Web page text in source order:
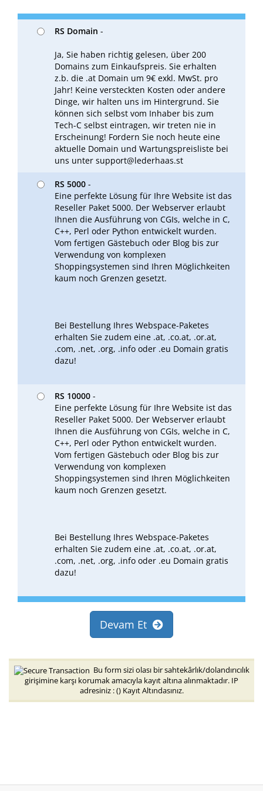
RS Domain -
Ja, Sie haben richtig gelesen, über 200
Domains zum Einkaufspreis. Sie erhalten
z.b. die .at Domain um 9€ exkl. MwSt. pro
Jahr! Keine versteckten Kosten oder andere
Dinge, wir halten uns im Hintergrund. Sie
können sich selbst vom Inhaber bis zum
Tech-C selbst eintragen, wir treten nie in
Erscheinung! Fordern Sie noch heute eine
aktuelle Domain und Wartungspreisliste bei
uns unter support@lederhaas.st
RS 5000 -
Eine perfekte Lösung für Ihre Website ist das
Reseller Paket 5000. Der Webserver erlaubt
Ihnen die Ausführung von CGIs, welche in C,
C++, Perl oder Python entwickelt wurden.
Vom fertigen Gästebuch oder Blog bis zur
Verwendung von komplexen
Shoppingsystemen sind Ihren Möglichkeiten
kaum noch Grenzen gesetzt.
Bei Bestellung Ihres Webspace-Paketes
erhalten Sie zudem eine .at, .co.at, .or.at,
.com, .net, .org, .info oder .eu Domain gratis
dazu!
RS 10000 -
Eine perfekte Lösung für Ihre Website ist das
Reseller Paket 5000. Der Webserver erlaubt
Ihnen die Ausführung von CGIs, welche in C,
C++, Perl oder Python entwickelt wurden.
Vom fertigen Gästebuch oder Blog bis zur
Verwendung von komplexen
Shoppingsystemen sind Ihren Möglichkeiten
kaum noch Grenzen gesetzt.
Bei Bestellung Ihres Webspace-Paketes
erhalten Sie zudem eine .at, .co.at, .or.at,
.com, .net, .org, .info oder .eu Domain gratis
dazu!
Devam Et
Bu form sizi olası bir sahtekârlık/dolandırıcılık
girişimine karşı korumak amacıyla kayıt altına alınmaktadır. IP
adresiniz : () Kayıt Altındasınız.